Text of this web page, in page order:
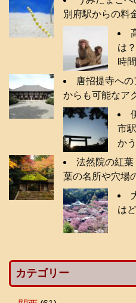
別府駅からの料
は
時
唐招提寺へ
からも可能なア
市
か
法然院の紅
葉の名所や穴場
は
カテゴリー